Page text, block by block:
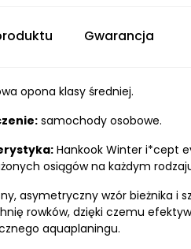
Gwarancja
opona klasy średniej.
samochody osobowe.
Hankook Winter i*cept
osiągów na każdym
asymetryczny wzór bieżnika i
rowków, dzięki czemu
aquaplaningu.